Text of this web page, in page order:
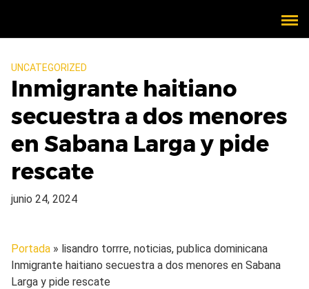
UNCATEGORIZED
Inmigrante haitiano
secuestra a dos menores
en Sabana Larga y pide
rescate
junio 24, 2024
Portada » lisandro torrre, noticias, publica dominicana
Inmigrante haitiano secuestra a dos menores en Sabana
Larga y pide rescate